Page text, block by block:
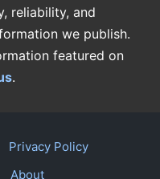
reliability, and
we publish.
featured on
.
Privacy Policy
About